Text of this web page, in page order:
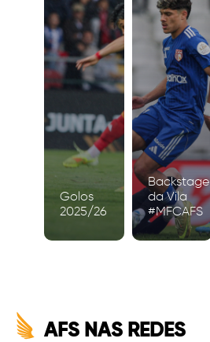
Golos
2025/26
Backstage
da Vila
#MFCAFS
AFS NAS REDES